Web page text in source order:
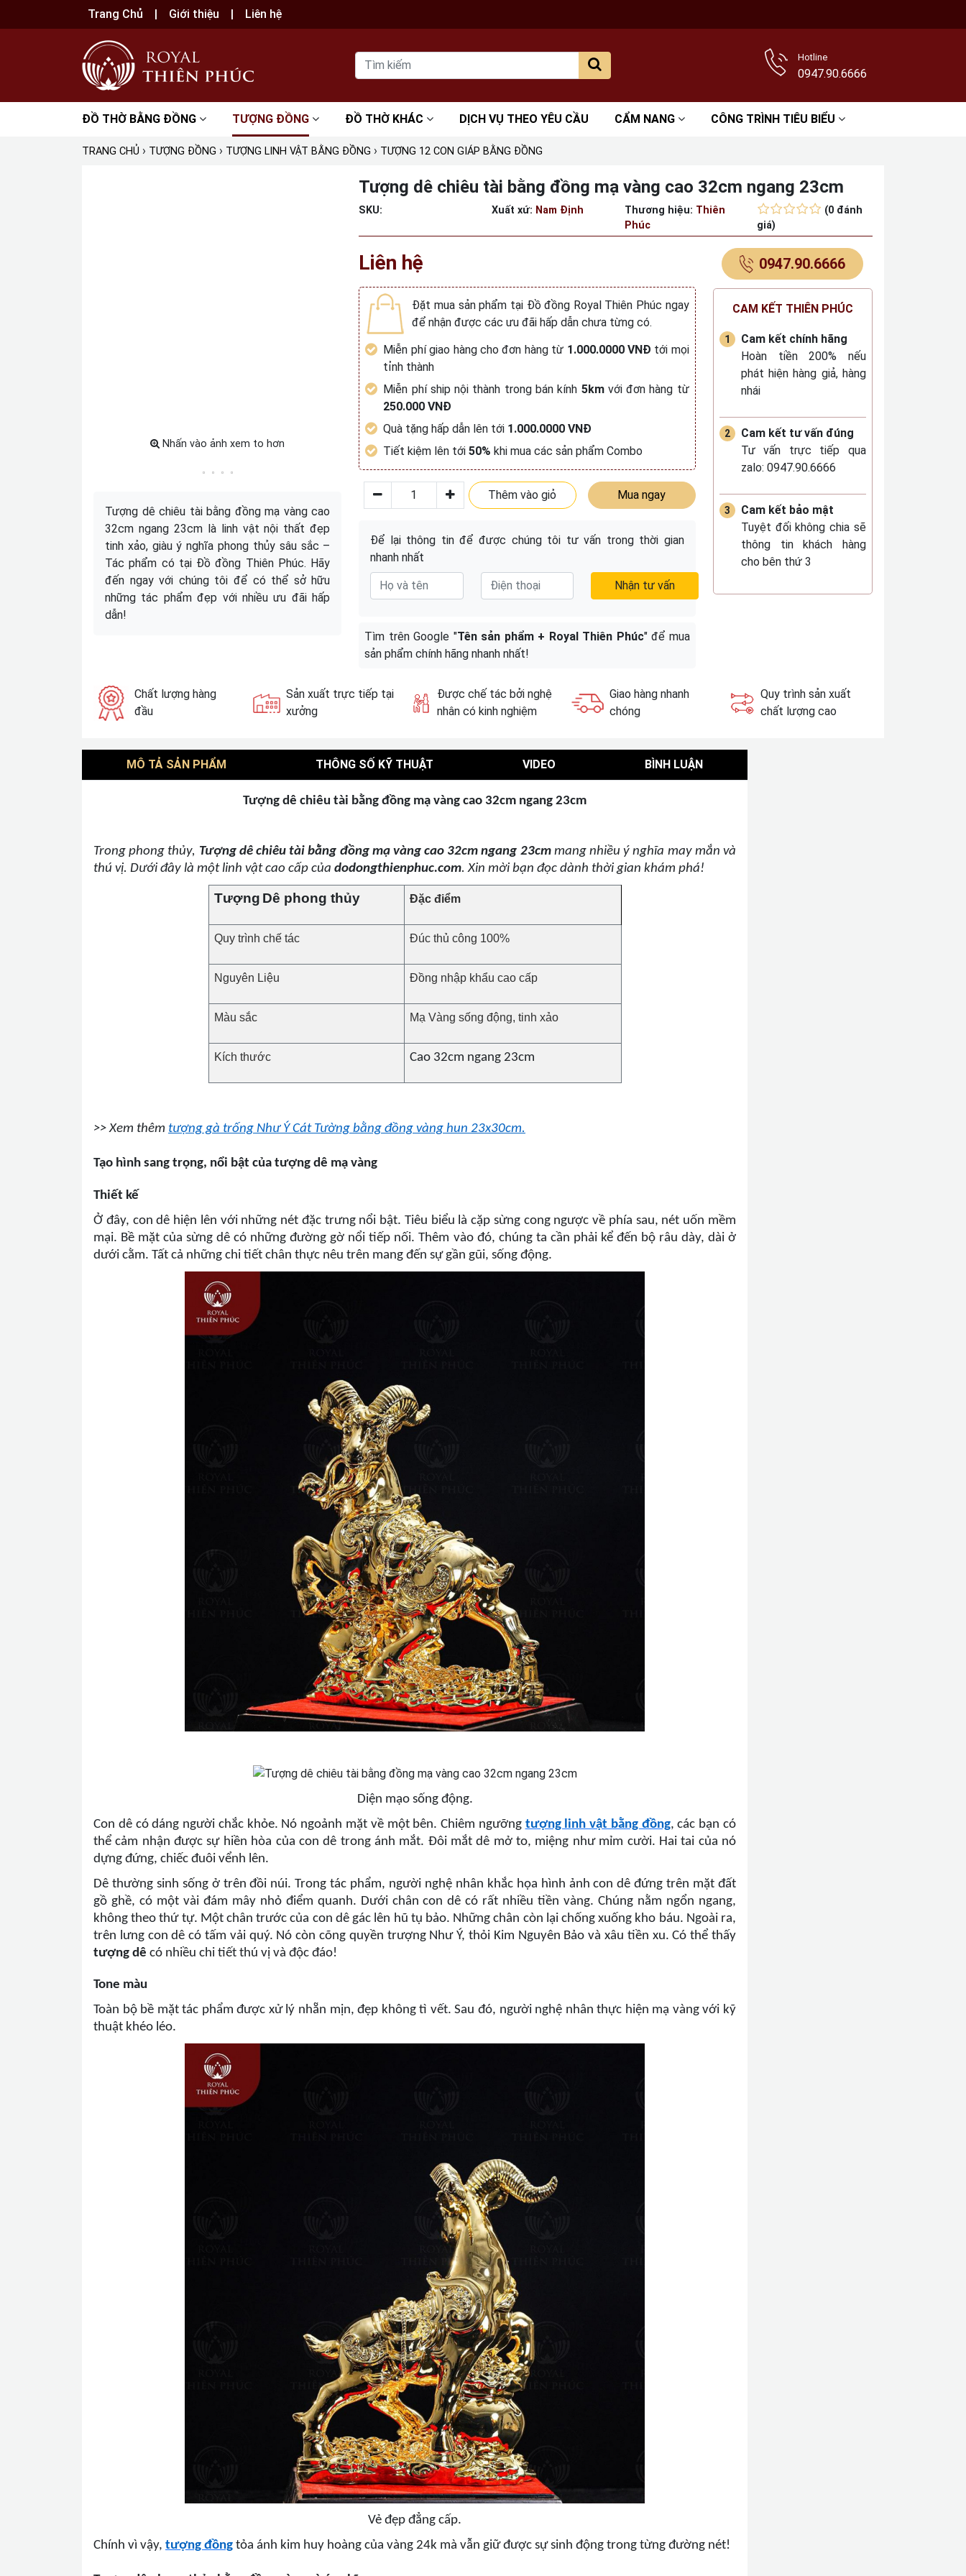
Trang Chủ Giới thiệu Liên hệ
Hotline
0947.90.6666
ĐỒ THỜ BẰNG ĐỒNG TƯỢNG ĐỒNG ĐỒ THỜ KHÁC DỊCH VỤ THEO YÊU CẦU CẨM NANG CÔNG TRÌNH TIÊU BIỂU
TRANG CHỦ › TƯỢNG ĐỒNG › TƯỢNG LINH VẬT BẰNG ĐỒNG › TƯỢNG 12 CON GIÁP BẰNG ĐỒNG
Nhấn vào ảnh xem to hơn
Tượng dê chiêu tài bằng đồng mạ vàng cao
32cm ngang 23cm là linh vật nội thất đẹp
tinh xảo, giàu ý nghĩa phong thủy sâu sắc –
Tác phẩm có tại Đồ đồng Thiên Phúc. Hãy
đến ngay với chúng tôi để có thể sở hữu
những tác phẩm đẹp với nhiều ưu đãi hấp
dẫn!
Tượng dê chiêu tài bằng đồng mạ vàng cao 32cm ngang 23cm
SKU: Xuất xứ: Nam Định Thương hiệu: Thiên
Phúc
(0 đánh
giá)
Liên hệ
Đặt mua sản phẩm tại Đồ đồng Royal Thiên Phúc ngay
để nhận được các ưu đãi hấp dẫn chưa từng có.
Miễn phí giao hàng cho đơn hàng từ 1.000.0000 VNĐ tới mọi
tỉnh thành
Miễn phí ship nội thành trong bán kính 5kmvới đơn hàng từ
250.000 VNĐ
Quà tặng hấp dẫn lên tới 1.000.0000 VNĐ
Tiết kiệm lên tới50% khi mua các sản phẩm Combo
Thêm vào giỏ Mua ngay
Để lại thông tin để được chúng tôi tư vấn trong thời gian
nhanh nhất
Nhận tư vấn
Tìm trên Google "Tên sản phẩm + Royal Thiên Phúc" để mua
sản phẩm chính hãng nhanh nhất!
0947.90.6666
CAM KẾT THIÊN PHÚC
Cam kết chính hãng
Hoàn tiền 200% nếu
phát hiện hàng giả, hàng
nhái
Cam kết tư vấn đúng
Tư vấn trực tiếp qua
zalo: 0947.90.6666
Cam kết bảo mật
Tuyệt đối không chia sẽ
thông tin khách hàng
cho bên thứ 3
Chất lượng hàng
đầu
Sản xuất trực tiếp tại
xưởng
Được chế tác bởi nghệ
nhân có kinh nghiệm
Giao hàng nhanh
chóng
Quy trình sản xuất
chất lượng cao
MÔ TẢ SẢN PHẨM THÔNG SỐ KỸ THUẬT VIDEO BÌNH LUẬN
Tượng dê chiêu tài bằng đồng mạ vàng cao 32cm ngang 23cm
Trong phong thủy, Tượng dê chiêu tài bằng đồng mạ vàng cao 32cm ngang 23cmmang nhiều ý nghĩa may mắn và
thú vị. Dưới đây là một linh vật cao cấp của dodongthienphuc.com. Xin mời bạn đọc dành thời gian khám phá!
Tượng Dê phong thủy Đặc điểm
Quy trình chế tác Đúc thủ công 100%
Nguyên Liệu Đồng nhập khẩu cao cấp
Màu sắc Mạ Vàng sống động, tinh xảo
Kích thước Cao 32cm ngang 23cm
>> Xem thêm tượng gà trống Như Ý Cát Tường bằng đồng vàng hun 23x30cm.
Tạo hình sang trọng, nổi bật của tượng dê mạ vàng
Thiết kế
Ở đây, con dê hiện lên với những nét đặc trưng nổi bật. Tiêu biểu là cặp sừng cong ngược về phía sau, nét uốn mềm
mại. Bề mặt của sừng dê có những đường gờ nổi tiếp nối. Thêm vào đó, chúng ta cần phải kể đến bộ râu dày, dài ở
dưới cằm. Tất cả những chi tiết chân thực nêu trên mang đến sự gần gũi, sống động.
Diện mạo sống động.
Con dê có dáng người chắc khỏe. Nó ngoảnh mặt về một bên. Chiêm ngưỡng tượng linh vật bằng đồng, các bạn có
thể cảm nhận được sự hiền hòa của con dê trong ánh mắt. Đôi mắt dê mở to, miệng như mỉm cười. Hai tai của nó
dựng đứng, chiếc đuôi vểnh lên.
Dê thường sinh sống ở trên đồi núi. Trong tác phẩm, người nghệ nhân khắc họa hình ảnh con dê đứng trên mặt đất
gồ ghề, có một vài đám mây nhỏ điểm quanh. Dưới chân con dê có rất nhiều tiền vàng. Chúng nằm ngổn ngang,
không theo thứ tự. Một chân trước của con dê gác lên hũ tụ bảo. Những chân còn lại chống xuống kho báu. Ngoài ra,
trên lưng con dê có tấm vải quý. Nó còn cõng quyền trượng Như Ý, thỏi Kim Nguyên Bảo và xâu tiền xu. Có thể thấy
tượng dê có nhiều chi tiết thú vị và độc đáo!
Tone màu
Toàn bộ bề mặt tác phẩm được xử lý nhẵn mịn, đẹp không tì vết. Sau đó, người nghệ nhân thực hiện mạ vàng với kỹ
thuật khéo léo.
Vẻ đẹp đẳng cấp.
Chính vì vậy, tượng đồng tỏa ánh kim huy hoàng của vàng 24k mà vẫn giữ được sự sinh động trong từng đường nét!